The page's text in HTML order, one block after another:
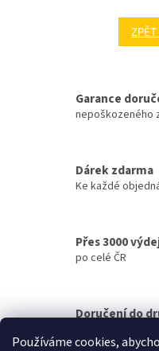
Používáme cookies,
ZPĚT
Garance
nepoškozeného
Dárek zdarma
Ke každé
Přes 3000
po celé ČR
Doručení do